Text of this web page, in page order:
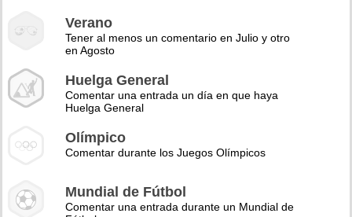
Verano
Tener al menos un comentario en Julio y otro
en Agosto
Huelga General
Comentar una entrada un día en que haya
Huelga General
Olímpico
Comentar durante los Juegos Olímpicos
Mundial de Fútbol
Comentar una entrada durante un Mundial de